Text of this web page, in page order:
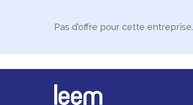
Pas d'offre pour cette entreprise.